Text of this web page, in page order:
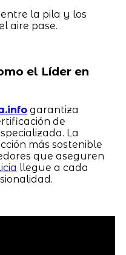
la pila y los
aire pase.
el Líder en
garantiza
de
La
más sostenible
que aseguren
llegue a cada